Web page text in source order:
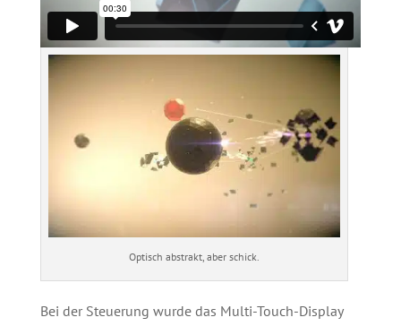
Optisch abstrakt, aber schick.
Bei der Steuerung wurde das Multi-Touch-Display